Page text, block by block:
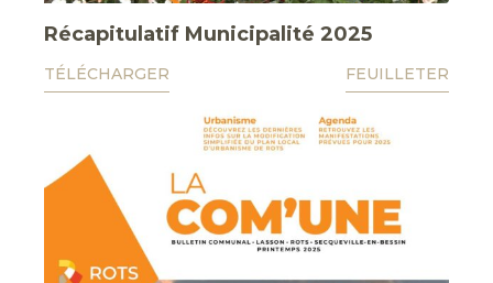
Récapitulatif Municipalité 2025
TÉLÉCHARGER FEUILLETER